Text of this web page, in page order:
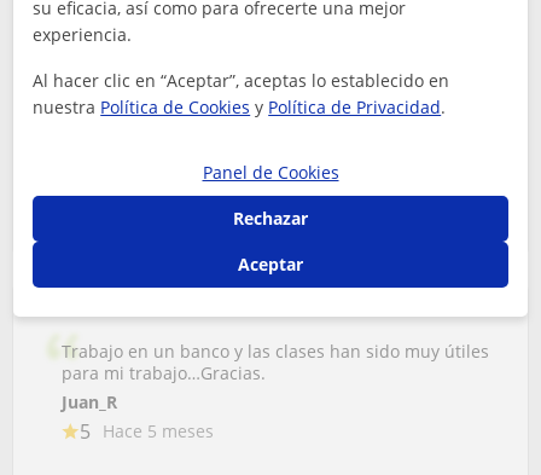
perfecto conocimiento de la...
Fátima
Profe de Inglés
Trabajo en un banco y las clases han sido muy útiles
para mi trabajo…Gracias.
Juan_R
5 Hace 5 meses
su eficacia, así como para ofrecerte una mejor
experiencia.
Al hacer clic en “Aceptar”, aceptas lo establecido en
nuestra Política de Cookies y Política de Privacidad.
Panel de Cookies
Rechazar
Aceptar